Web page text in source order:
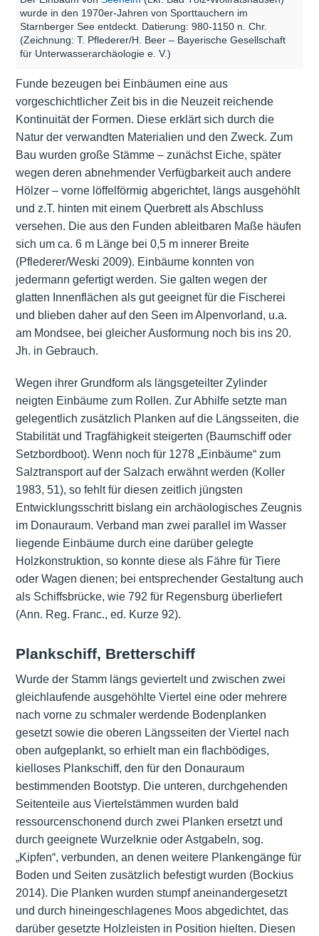
wurde in den 1970er-Jahren von Sporttauchern im
Starnberger See entdeckt. Datierung: 980-1150 n. Chr.
(Zeichnung: T. Pflederer/H. Beer – Bayerische Gesellschaft
für Unterwasserarchäologie e. V.)
Funde bezeugen bei Einbäumen eine aus
vorgeschichtlicher Zeit bis in die Neuzeit reichende
Kontinuität der Formen. Diese erklärt sich durch die
Natur der verwandten Materialien und den Zweck. Zum
Bau wurden große Stämme ‒ zunächst Eiche, später
wegen deren abnehmender Verfügbarkeit auch andere
Hölzer ‒ vorne löffelförmig abgerichtet, längs ausgehöhlt
und z.T. hinten mit einem Querbrett als Abschluss
versehen. Die aus den Funden ableitbaren Maße häufen
sich um ca. 6 m Länge bei 0,5 m innerer Breite
(Pflederer/Weski 2009). Einbäume konnten von
jedermann gefertigt werden. Sie galten wegen der
glatten Innenflächen als gut geeignet für die Fischerei
und blieben daher auf den Seen im Alpenvorland, u.a.
am Mondsee, bei gleicher Ausformung noch bis ins 20.
Jh. in Gebrauch.
Wegen ihrer Grundform als längsgeteilter Zylinder
neigten Einbäume zum Rollen. Zur Abhilfe setzte man
gelegentlich zusätzlich Planken auf die Längsseiten, die
Stabilität und Tragfähigkeit steigerten (Baumschiff oder
Setzbordboot). Wenn noch für 1278 „Einbäume“ zum
Salztransport auf der Salzach erwähnt werden (Koller
1983, 51), so fehlt für diesen zeitlich jüngsten
Entwicklungsschritt bislang ein archäologisches Zeugnis
im Donauraum. Verband man zwei parallel im Wasser
liegende Einbäume durch eine darüber gelegte
Holzkonstruktion, so konnte diese als Fähre für Tiere
oder Wagen dienen; bei entsprechender Gestaltung auch
als Schiffsbrücke, wie 792 für Regensburg überliefert
(Ann. Reg. Franc., ed. Kurze 92).
Plankschiff, Bretterschiff
Wurde der Stamm längs geviertelt und zwischen zwei
gleichlaufende ausgehöhlte Viertel eine oder mehrere
nach vorne zu schmaler werdende Bodenplanken
gesetzt sowie die oberen Längsseiten der Viertel nach
oben aufgeplankt, so erhielt man ein flachbödiges,
kielloses Plankschiff, den für den Donauraum
bestimmenden Bootstyp. Die unteren, durchgehenden
Seitenteile aus Viertelstämmen wurden bald
ressourcenschonend durch zwei Planken ersetzt und
durch geeignete Wurzelknie oder Astgabeln, sog.
„Kipfen“, verbunden, an denen weitere Plankengänge für
Boden und Seiten zusätzlich befestigt wurden (Bockius
2014). Die Planken wurden stumpf aneinandergesetzt
und durch hineingeschlagenes Moos abgedichtet, das
darüber gesetzte Holzleisten in Position hielten. Diesen